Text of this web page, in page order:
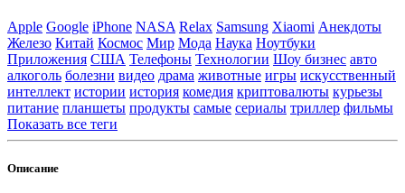
Apple Google iPhone NASA Relax Samsung Xiaomi Анекдоты
Железо Китай Космос Мир Мода Наука Ноутбуки
Приложения США Телефоны Технологии Шоу бизнес авто
алкоголь болезни видео драма животные игры искусственный
интеллект истории история комедия криптовалюты курьезы
питание планшеты продукты самые сериалы триллер фильмы
Показать все теги
Описание